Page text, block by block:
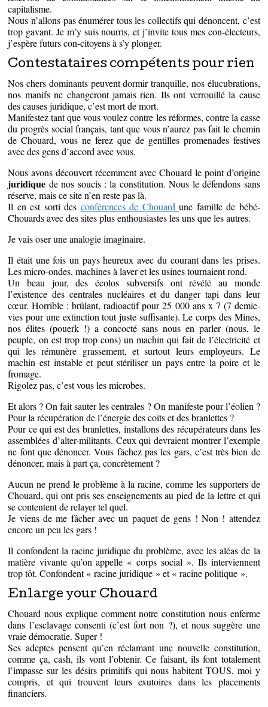
capitalisme.
Nous n’allons pas énumérer tous les collectifs qui dénoncent, c’est
trop gavant. Je m’y suis nourris, et j’invite tous mes con-électeurs,
j’espère futurs con-citoyens à s’y plonger.
Contestataires compétents pour rien
Nos chers dominants peuvent dormir tranquille, nos élucubrations,
nos manifs ne changeront jamais rien. Ils ont verrouillé la cause
des causes juridique, c’est mort de mort.
Manifestez tant que vous voulez contre les réformes, contre la casse
du progrès social français, tant que vous n’aurez pas fait le chemin
de Chouard, vous ne ferez que de gentilles promenades festives
avec des gens d’accord avec vous.
Nous avons découvert récemment avec Chouard le point d’origine
juridique de nos soucis : la constitution. Nous le défendons sans
réserve, mais ce site n’en reste pas là.
Il en est sorti des conférences de Chouardune famille de bébé-
Chouards avec des sites plus enthousiastes les uns que les autres.
Je vais oser une analogie imaginaire.
Il était une fois un pays heureux avec du courant dans les prises.
Les micro-ondes, machines à laver et les usines tournaient rond.
Un beau jour, des écolos subversifs ont révélé au monde
l’existence des centrales nucléaires et du danger tapi dans leur
cœur. Horrible : brûlant, radioactif pour 25 000 ans x 7 (7 demie-
vies pour une extinction tout juste suffisante). Le corps des Mines,
nos élites (pouerk !) a concocté sans nous en parler (nous, le
peuple, on est trop trop cons) un machin qui fait de l’électricité et
qui les rémunère grassement, et surtout leurs employeurs. Le
machin est instable et peut stériliser un pays entre la poire et le
fromage.
Rigolez pas, c’est vous les microbes.
Et alors ? On fait sauter les centrales ? On manifeste pour l’éolien ?
Pour la récupération de l’énergie des coïts et des branlettes ?
Pour ce qui est des branlettes, installons des récupérateurs dans les
assemblées d’alter-militants. Ceux qui devraient montrer l’exemple
ne font que dénoncer. Vous fâchez pas les gars, c’est très bien de
dénoncer, mais à part ça, concrètement ?
Aucun ne prend le problème à la racine, comme les supporters de
Chouard, qui ont pris ses enseignements au pied de la lettre et qui
se contentent de relayer tel quel.
Je viens de me fâcher avec un paquet de gens ! Non ! attendez
encore un peu les gars !
Il confondent la racine juridique du problème, avec les aléas de la
matière vivante qu’on appelle « corps social ». Ils interviennent
trop tôt. Confondent « racine juridique » et « racine politique ».
Enlarge your Chouard
Chouard nous explique comment notre constitution nous enferme
dans l’esclavage consenti (c’est fort non ?), et nous suggère une
vraie démocratie. Super !
Ses adeptes pensent qu’en réclamant une nouvelle constitution,
comme ça, cash, ils vont l’obtenir. Ce faisant, ils font totalement
l’impasse sur les désirs primitifs qui nous habitent TOUS, moi y
compris, et qui trouvent leurs exutoires dans les placements
financiers.